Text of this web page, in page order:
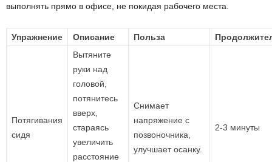
выполнять прямо в офисе, не покидая рабочего места.
Упражнение Описание Польза
Потягивания
сидя
Вытяните
руки над
головой,
потянитесь
вверх,
стараясь
увеличить
расстояние
Снимает
напряжение с
позвоночника,
улучшает осанку.
2-3 минуты